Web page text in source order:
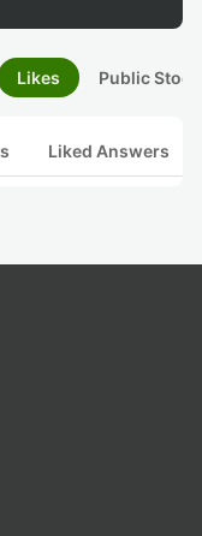
Likes Public
Liked Answers